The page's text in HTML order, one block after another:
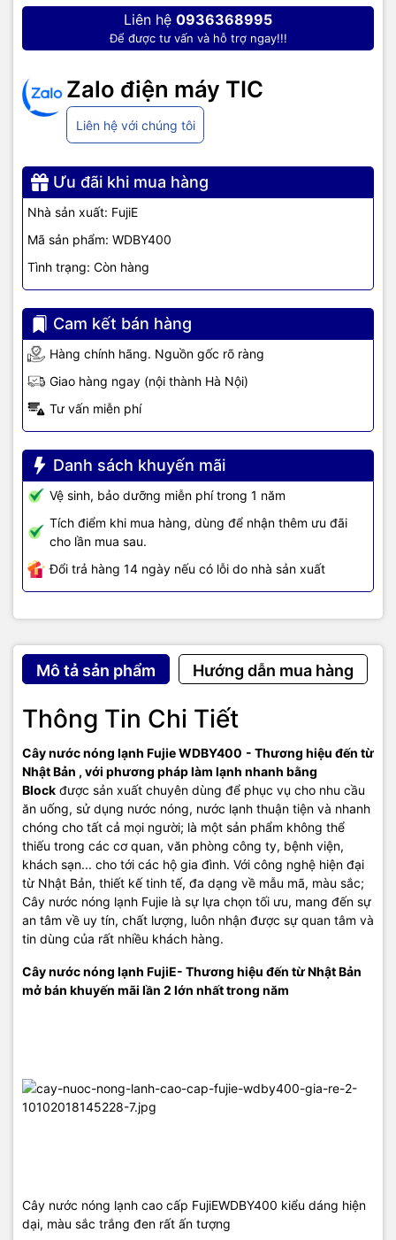
Liên hệ 0936368995
Để được tư vấn và hỗ trợ ngay!!!
Zalo điện máy TIC
Liên hệ với chúng tôi
Ưu đãi khi mua hàng
Nhà sản xuất: FujiE
Mã sản phẩm: WDBY400
Tình trạng: Còn hàng
Cam kết bán hàng
Hàng chính hãng. Nguồn gốc rõ ràng
Giao hàng ngay (nội thành Hà Nội)
Tư vấn miễn phí
Danh sách khuyến mãi
Vệ sinh, bảo dưỡng miễn phí trong 1 năm
Tích điểm khi mua hàng, dùng để nhận thêm ưu đãi
cho lần mua sau.
Đổi trả hàng 14 ngày nếu có lỗi do nhà sản xuất
Mô tả sản phẩm Hướng dẫn mua hàng
Thông Tin Chi Tiết
Cây nước nóng lạnh Fujie WDBY400 - Thương hiệu đến từ
Nhật Bản , với phương pháp làm lạnh nhanh bằng
Block được sản xuất chuyên dùng để phục vụ cho nhu cầu
ăn uống, sử dụng nước nóng, nước lạnh thuận tiện và nhanh
chóng cho tất cả mọi người; là một sản phẩm không thể
thiếu trong các cơ quan, văn phòng công ty, bệnh viện,
khách sạn... cho tới các hộ gia đình. Với công nghệ hiện đại
từ Nhật Bản, thiết kế tinh tế, đa dạng về mẫu mã, màu sắc;
Cây nước nóng lạnh Fujie là sự lựa chọn tối ưu, mang đến sự
an tâm về uy tín, chất lượng, luôn nhận được sự quan tâm và
tin dùng của rất nhiều khách hàng.
Cây nước nóng lạnh FujiE- Thương hiệu đến từ Nhật Bản
mở bán khuyến mãi lần 2 lớn nhất trong năm
Cây nước nóng lạnh cao cấp FujiEWDBY400 kiểu dáng hiện
dại, màu sắc trắng đen rất ấn tượng
ƯU ĐIỂM NỔI BẬT CỦA CÂY
NƯỚC NÓNG LẠNH 2 VÒI FUJIE
WDBY400
1/ Cơ chế vận hành:
- Làm lạnh tốt: Máy nén (Block) nén môi chất lạnh sẽ làm tăng áp
suất và nhiệt độ của môi chất lạnh. Dàn ngưng (dàn nóng) phía
suất cao sang khu vực có áp suất thấp. Và tại đây diễn ra quá
trình bay hơi và trong khi bay hơi môi chất lạnh sẽ hấp thụ nhiệt từ
môi trường xung quanh, và khi đó quá trình này cũng sẽ lập đi lập
- Làm nóng: sợi đốt sẽ sinh ra nhiệt và làm nóng nước chứa bên
le khống chế sẽ tự động ngắt, khi nhiệt độ trong bầu chứa nước
Đai trở nhiệt làm việc.
2/ Mô tả sơ bộ:
- Kiểu dáng to đẹp, chắc chắn hơn; ngăn chứa đồ rộng.
- Sản phẩm này có khóa an toàn vòi nóng: chỉ khi đồng thời ấn cả
khóa an toàn và cần gạt nước thì nước nóng mới chảy ra vì vậy hết
sức an toàn cho trẻ nhỏ.
2 chế độ on – off giúp dễ dàng lựa chọn 2 chế độ nóng – lạnh tùy
vào cách sử dụng sản phẩm của bạn.
Sản phẩm được thiết kế theo kiểu đặt úp bình nước phía trên